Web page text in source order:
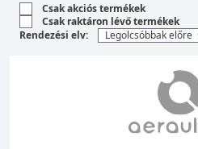
Csak akciós termékek
Csak raktáron lévő termékek
Rendezési elv: